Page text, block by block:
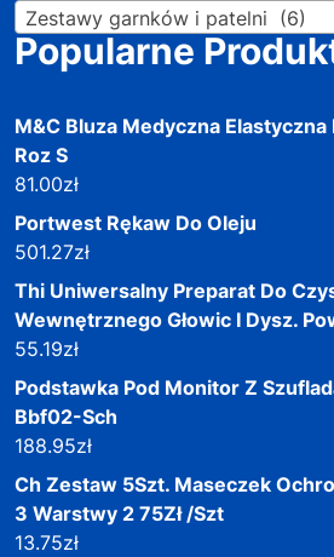
Zestawy garnków i patelni (6)
Popularne
M&C Bluza Medyczna Elastyczna
Roz S
81.00zł
Portwest Rękaw Do Oleju
501.27zł
Thi Uniwersalny Preparat Do
Wewnętrznego Głowic I Dysz.
55.19zł
Podstawka Pod Monitor Z
Bbf02-Sch
188.95zł
Ch Zestaw 5Szt. Maseczek
3 Warstwy 2 75Zł /Szt
13.75zł